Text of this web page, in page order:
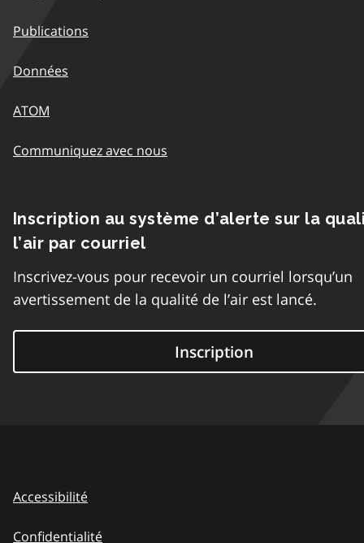
Publications
Données
ATOM
Communiquez avec nous
Inscription au système d’alerte sur la
l’air par courriel
Inscrivez-vous pour recevoir un courriel lorsqu’un
avertissement de la qualité de l’air est lancé.
Inscription
Accessibilité
Confidentialité